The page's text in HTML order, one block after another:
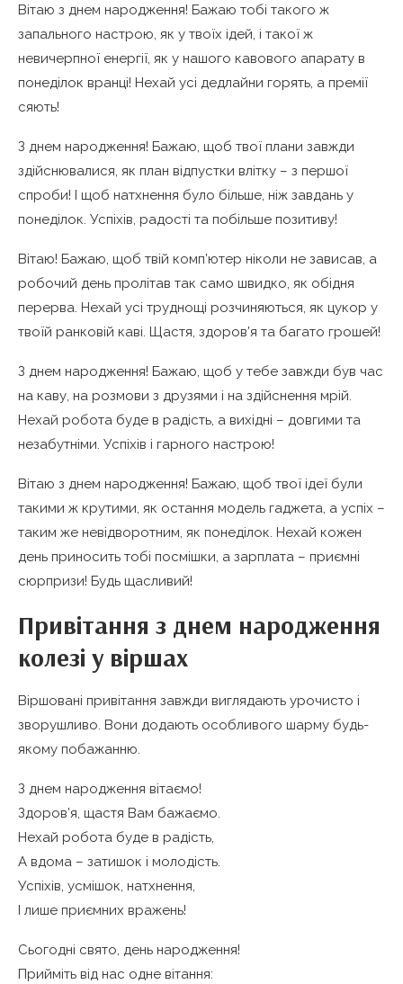
Вітаю з днем народження! Бажаю тобі такого ж
запального настрою, як у твоїх ідей, і такої ж
невичерпної енергії, як у нашого кавового апарату в
понеділок вранці! Нехай усі дедлайни горять, а премії
сяють!
З днем народження! Бажаю, щоб твої плани завжди
здійснювалися, як план відпустки влітку – з першої
спроби! І щоб натхнення було більше, ніж завдань у
понеділок. Успіхів, радості та побільше позитиву!
Вітаю! Бажаю, щоб твій комп’ютер ніколи не зависав, а
робочий день пролітав так само швидко, як обідня
перерва. Нехай усі труднощі розчиняються, як цукор у
твоїй ранковій каві. Щастя, здоров’я та багато грошей!
З днем народження! Бажаю, щоб у тебе завжди був час
на каву, на розмови з друзями і на здійснення мрій.
Нехай робота буде в радість, а вихідні – довгими та
незабутніми. Успіхів і гарного настрою!
Вітаю з днем народження! Бажаю, щоб твої ідеї були
такими ж крутими, як остання модель гаджета, а успіх –
таким же невідворотним, як понеділок. Нехай кожен
день приносить тобі посмішки, а зарплата – приємні
сюрпризи! Будь щасливий!
Привітання з днем народження
колезі у віршах
Віршовані привітання завжди виглядають урочисто і
зворушливо. Вони додають особливого шарму будь-
якому побажанню.
З днем народження вітаємо!
Здоров’я, щастя Вам бажаємо.
Нехай робота буде в радість,
А вдома – затишок і молодість.
Успіхів, усмішок, натхнення,
І лише приємних вражень!
Сьогодні свято, день народження!
Прийміть від нас одне вітання: